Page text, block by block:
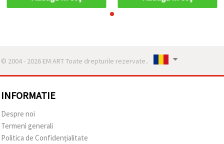
© 2004 - 2026 EM ART Toate drepturile rezervate..
INFORMATIE
Despre noi
Termeni generali
Politica de Confidențialitate